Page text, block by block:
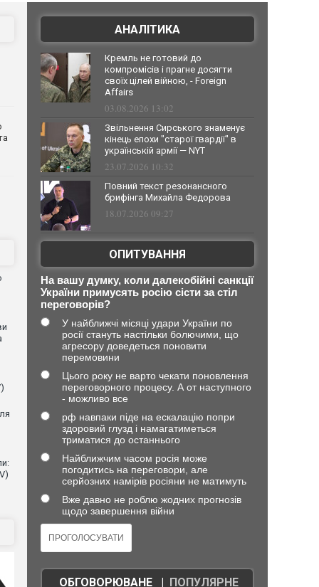
АНАЛІТИКА
Кремль не готовий до
компромісів і прагне досягти
своїх цілей війною, - Foreign
Affairs
03.08.2026 13:02
Звільнення Сирського знаменує
кінець епохи "старої гвардії" в
українській армії — NYT
23.07.2026 10:32
Повний текст резонансного
брифінга Михайла Федорова
18.07.2026 09:27
ОПИТУВАННЯ
На вашу думку, коли далекобійні санкції
України примусять росію сісти за стіл
переговорів?
У найближчі місяці удари України по
росії стануть настільки болючими, що
агресору доведеться поновити
перемовини
Цього року не варто чекати поновлення
переговорного процесу. А от наступного
- можливо все
рф навпаки піде на ескалацію попри
здоровий глузд і намагатиметься
триматися до останнього
Найближчим часом росія може
погодитись на переговори, але
серйозних намірів росіяни не матимуть
Вже давно не роблю жодних прогнозів
щодо завершення війни
ОБГОВОРЮВАНЕ| ПОПУЛЯРНЕ